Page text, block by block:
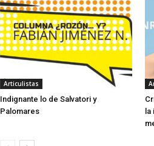
Articulistas
Indignante lo de Salvatori y
Palomares